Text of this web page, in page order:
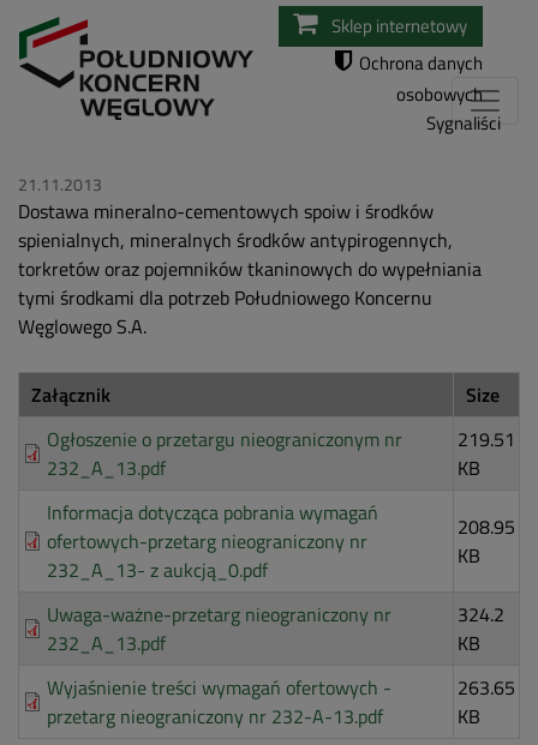
Przejdź
do
Sklep internetowy
Ochrona danych
osobowych
Sygnaliści
21.11.2013
Dostawa mineralno-cementowych spoiw i środków
spienialnych, mineralnych środków antypirogennych,
torkretów oraz pojemników tkaninowych do wypełniania
tymi środkami dla potrzeb Południowego Koncernu
Węglowego S.A.
Załącznik
Size
Ogłoszenie o przetargu nieograniczonym nr
232_A_13.pdf
219.51
KB
Informacja dotycząca pobrania wymagań
ofertowych-przetarg nieograniczony nr
232_A_13- z aukcją_0.pdf
208.95
KB
Uwaga-ważne-przetarg nieograniczony nr
232_A_13.pdf
324.2
KB
Wyjaśnienie treści wymagań ofertowych -
przetarg nieograniczony nr 232-A-13.pdf
263.65
KB